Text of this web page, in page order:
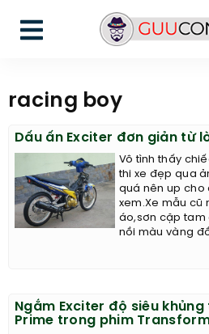
racing boy
Dấu ấn Exciter đơn giản từ
Vô tình thấy
thi xe đẹp qua
quá nên up cho
xem.Xe mẫu cũ
áo,sơn cặp tam
nồi màu vàng
Ngắm Exciter độ siêu
Prime trong phim